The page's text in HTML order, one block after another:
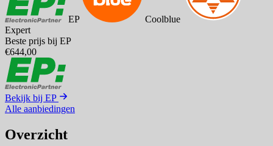
EP
Coolblue
Expert
Beste prijs bij EP
€644,00
Bekijk bij EP
Alle aanbiedingen
Overzicht